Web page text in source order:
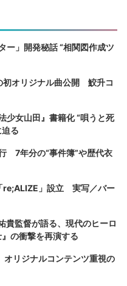
ー」開発秘話 “相関図作成ツ
初オリジナル曲公開 鮫升コ
少女山田』書籍化 “唄うと死
る
7年分の“事件簿”や歴代衣
re;ALIZE」設立 実写／バー
貴監督が語る、現代のヒーロ
の衝撃を再演する
リジナルコンテンツ重視の